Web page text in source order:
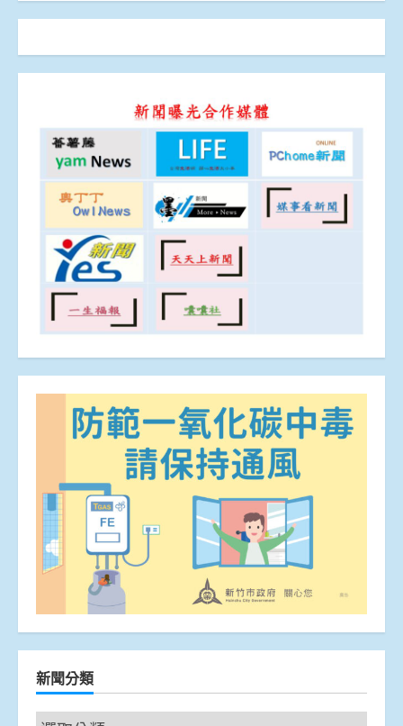
新聞分類